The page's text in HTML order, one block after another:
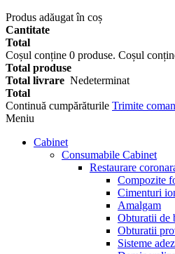
Produs adăugat în coș
Cantitate
Total
Coșul conține 0 produse. Coșul
Total produse
Total livrare Nedeterminat
Total
Continuă cumpărăturile Trimite
Meniu
Cabinet
Consumabile Cabinet
Restaurare
Compozite
Cimenturi
Amalgam
Obturatii de
Obturatii
Sisteme